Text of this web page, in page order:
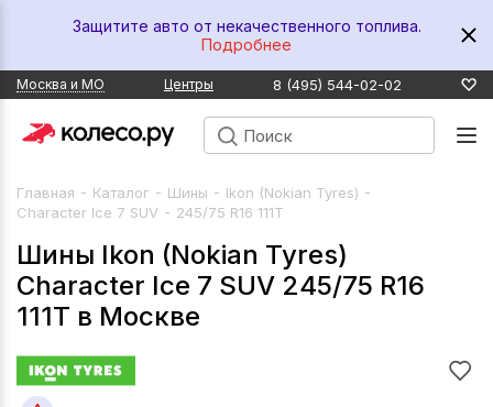
Защитите авто от некачественного топлива.
Подробнее
Москва и МО Центры 8 (495) 544-02-02
Главная - Каталог - Шины - Ikon (Nokian Tyres) -
Character Ice 7 SUV - 245/75 R16 111T
Шины Ikon (Nokian Tyres)
Character Ice 7 SUV 245/75 R16
111T в Москве